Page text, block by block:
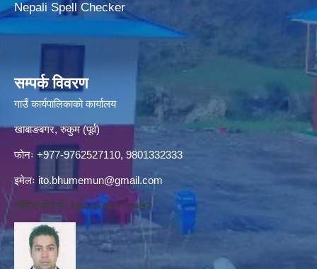
Nepali Spell Checker
सम्पर्क विवरण
गाउँ कार्यपालिकाको कार्यालय
खाबाङबगर, रुकुम (पूर्व)
फोनः +977-9762527110, 9801332333
इमेलः ito.bhumemun@gmail.com
नोटिस बोर्ड नं. १६१८०८८४१३०७२